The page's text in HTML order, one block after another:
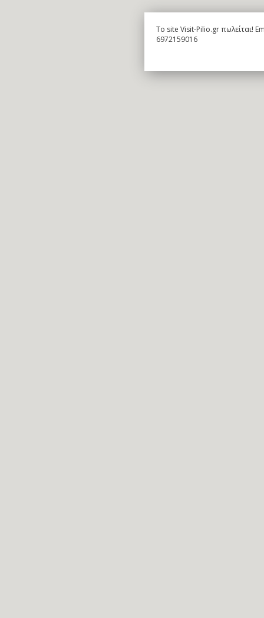
To site Visit-Pilio.gr πωλείται!
6972159016